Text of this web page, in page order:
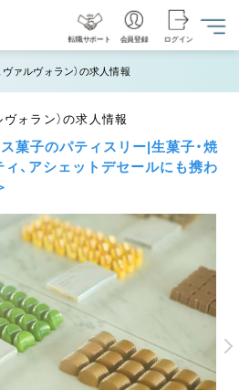
転職サポート 会員登録 ログイン
ァルヴォラン）の求人情報
ォラン）の求人情報
ス菓子のパティスリー|生菓子・焼
、アシェットデセールにも携わ